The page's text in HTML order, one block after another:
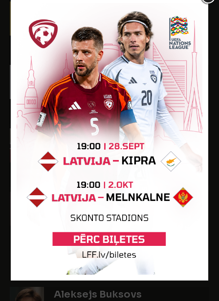
Maksims Balsevičs
Dzimšanas datums: 19.09.2001.
Spēlētāja statuss: Amatieris (FSS)
12 926 3 -
Raitis Haralds Butlers
Dzimšanas datums: 12.08.2001.
Spēlētāja statuss: Amatieris (FSS)
- - - - -
Vladislavs Orehovs
Dzimšanas datums: 20.03.2002.
Spēlētāja statuss: Amatieris (FSS)
-
Artjoms Troickis
Spēlētāja statuss: Amatieris (FSS)
1354 7
SPĒLĒTĀJI
Aleksejs Buksovs